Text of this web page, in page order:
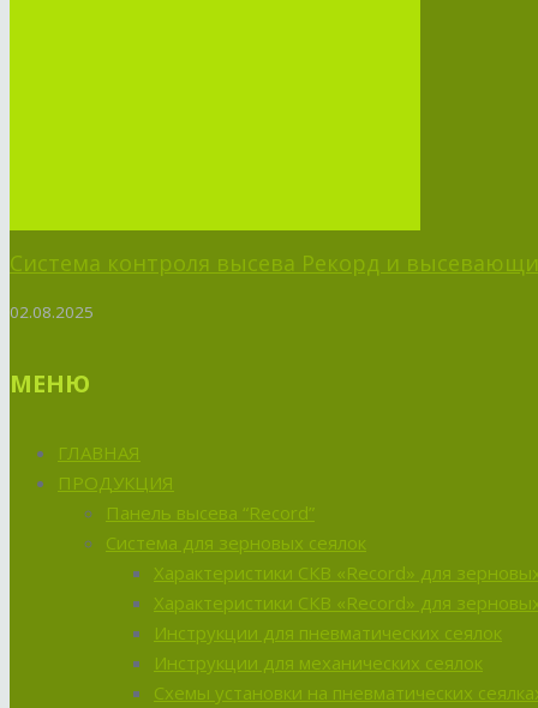
Система контроля высева Рекорд и
02.08.2025
МЕНЮ
ГЛАВНАЯ
ПРОДУКЦИЯ
Панель высева “Record”
Система для зерновых сеялок
Характеристики СКВ «Record» для
Характеристики СКВ «Record» для
Инструкции для пневматических сеялок
Инструкции для механических сеялок
Схемы установки на пневматических